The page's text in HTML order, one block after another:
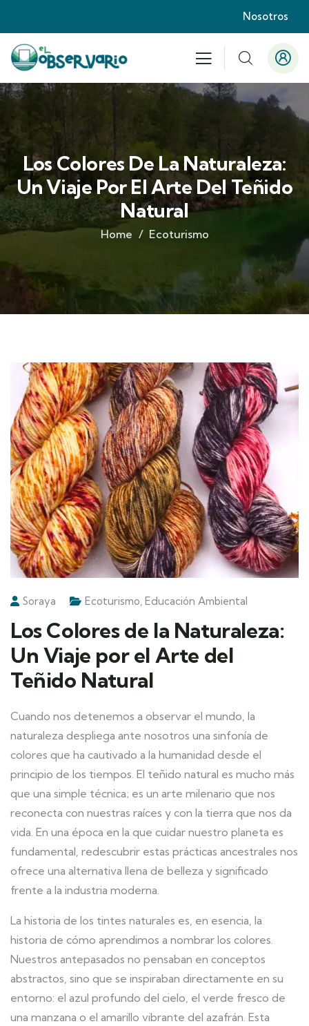
Nosotros
Los Colores De La Naturaleza:
Un Viaje Por El Arte Del Teñido
Natural
Home Ecoturismo
Soraya Ecoturismo, Educación Ambiental
Los Colores de la Naturaleza:
Un Viaje por el Arte del
Teñido Natural
Cuando nos detenemos a observar el mundo, la
naturaleza despliega ante nosotros una sinfonía de
colores que ha cautivado a la humanidad desde el
principio de los tiempos. El teñido natural es mucho más
que una simple técnica; es un arte milenario que nos
reconecta con nuestras raíces y con la tierra que nos da
vida. En una época en la que cuidar nuestro planeta es
fundamental, redescubrir estas prácticas ancestrales nos
ofrece una alternativa llena de belleza y significado
frente a la industria moderna.
La historia de los tintes naturales es, en esencia, la
historia de cómo aprendimos a nombrar los colores.
Nuestros antepasados no pensaban en conceptos
abstractos, sino que se inspiraban directamente en su
entorno: el azul profundo del cielo, el verde fresco de
una manzana o el amarillo vibrante del azafrán. Esta